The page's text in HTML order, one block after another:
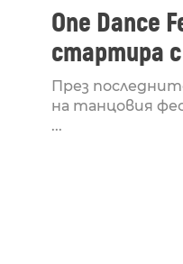
One Dance
стартира
Lucid,
рейв
През
на танцовия
...